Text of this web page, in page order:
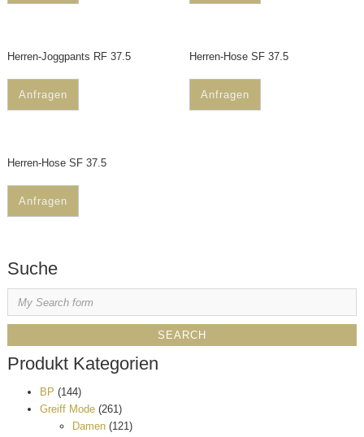
Herren-Joggpants RF 37.5
Anfragen
Herren-Hose SF 37.5
Anfragen
Herren-Hose SF 37.5
Anfragen
Suche
Produkt Kategorien
BP (144)
Greiff Mode (261)
Damen (121)